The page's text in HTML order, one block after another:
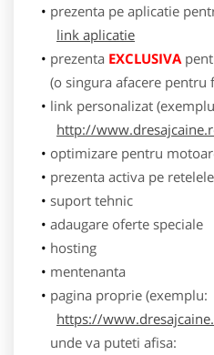
prezenta pe aplicatie
link aplicatie
prezenta EXCLUSIVA
(o singura afacere pentru
link personalizat
http://
optimizare pentru
prezenta activa pe
suport tehnic
adaugare oferte speciale
hosting
mentenanta
pagina proprie (exemplu:
https://
unde va puteti afisa: